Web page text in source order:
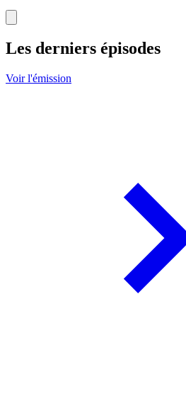
Les derniers épisodes
Voir l'émission